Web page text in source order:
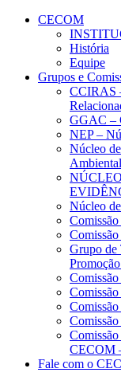
Conteúdo principal
CECOM
História
Equipe
Grupos e
CCIRAS
GGAC –
NEP –
Núcleo
Núcleo
Comissão
Grupo de
CECOM
Fale com o